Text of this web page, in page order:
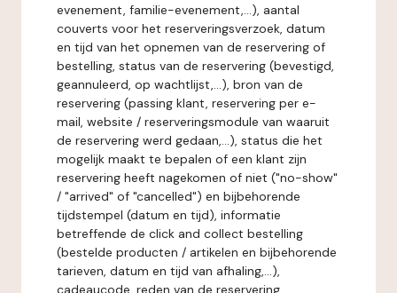
evenement, familie-evenement,...), aantal
couverts voor het reserveringsverzoek, datum
en tijd van het opnemen van de reservering of
bestelling, status van de reservering (bevestigd,
geannuleerd, op wachtlijst,...), bron van de
reservering (passing klant, reservering per e-
mail, website / reserveringsmodule van waaruit
de reservering werd gedaan,...), status die het
mogelijk maakt te bepalen of een klant zijn
reservering heeft nagekomen of niet ("no-show"
/ "arrived" of "cancelled") en bijbehorende
tijdstempel (datum en tijd), informatie
betreffende de click and collect bestelling
(bestelde producten / artikelen en bijbehorende
tarieven, datum en tijd van afhaling,...),
cadeaucode, reden van de reservering,